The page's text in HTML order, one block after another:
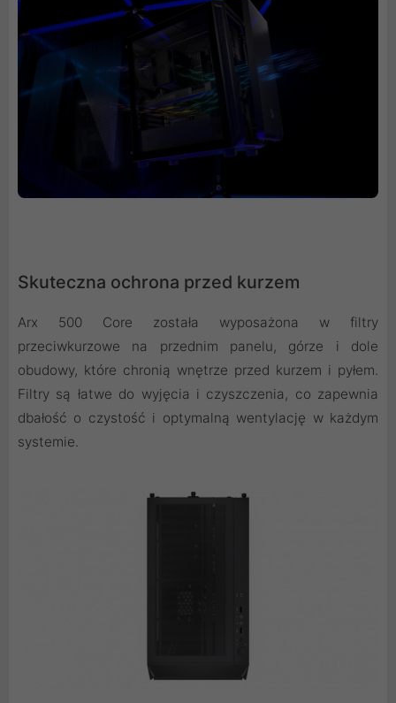
Skuteczna ochrona przed kurzem
Arx 500 Core została wyposażona w filtry
przeciwkurzowe na przednim panelu, górze i dole
obudowy, które chronią wnętrze przed kurzem i pyłem.
Filtry są łatwe do wyjęcia i czyszczenia, co zapewnia
dbałość o czystość i optymalną wentylację w każdym
systemie.